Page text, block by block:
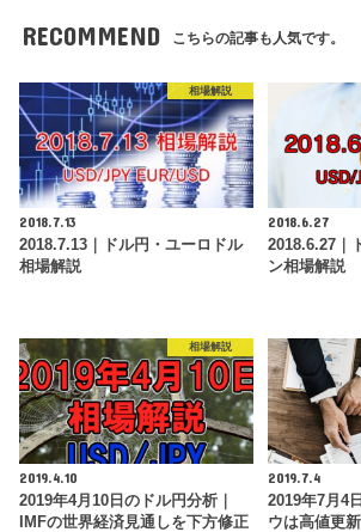
RECOMMEND こちらの記事も人気です。
相場解説
2018.7.13
2018.7.13｜ドル円・ユーロドル
相場解説
2018.6.27
2018.6.27｜
ン相場解説
相場解説
2019.4.10
2019年4月10日のドル円分析｜
IMFの世界経済見通しを下方修正
2019.7.4
2019年7月4
ウは高値更